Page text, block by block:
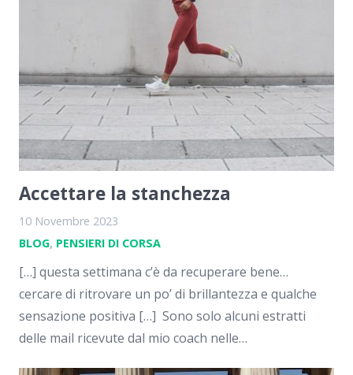
Accettare la stanchezza
10 Novembre 2023
BLOG, PENSIERI DI CORSA
[…] questa settimana c’è da recuperare bene…
cercare di ritrovare un po’ di brillantezza e qualche
sensazione positiva […] Sono solo alcuni estratti
delle mail ricevute dal mio coach nelle…